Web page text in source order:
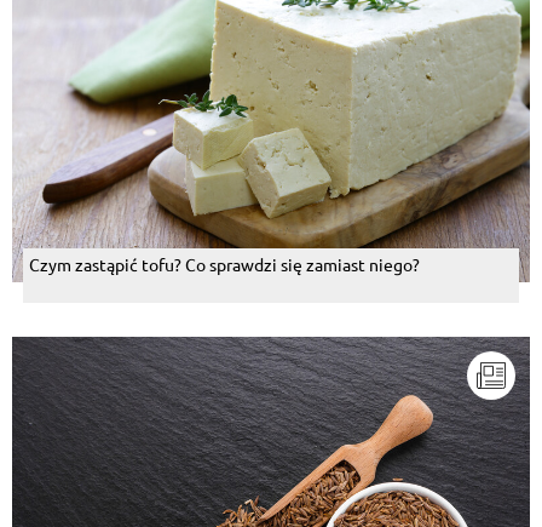
Czym zastąpić tofu? Co sprawdzi się zamiast niego?